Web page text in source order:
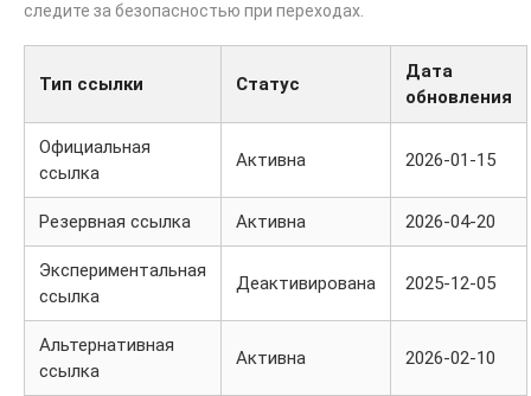
следите за безопасностью при переходах.
Тип ссылки Статус
Дата
обновления
Официальная
ссылка
Активна 2026-01-15
Резервная ссылка Активна 2026-04-20
Экспериментальная
ссылка
Деактивирована 2025-12-05
Альтернативная
ссылка
Активна 2026-02-10